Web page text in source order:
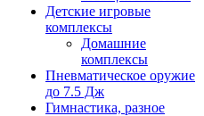
Детские игровые
комплексы
Домашние
комплексы
Пневматическое оружие
до 7.5 Дж
Гимнастика, разное